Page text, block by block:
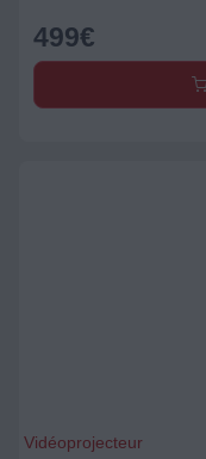
499€
Vidéoprojecteur